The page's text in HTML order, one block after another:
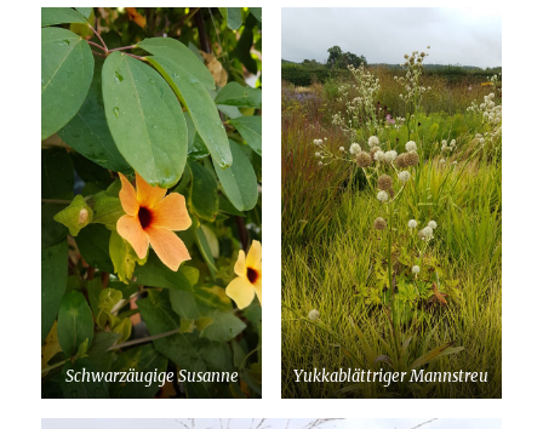
Schwarzäugige Susanne Yukkablättriger Mannstreu